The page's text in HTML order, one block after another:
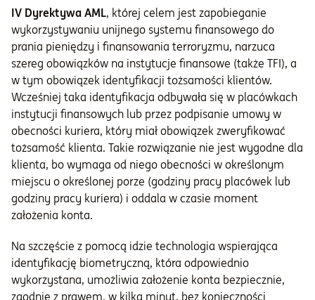
IV Dyrektywa AML, której celem jest zapobieganie
wykorzystywaniu unijnego systemu finansowego do
prania pieniędzy i finansowania terroryzmu, narzuca
szereg obowiązków na instytucje finansowe (także TFI), a
w tym obowiązek identyfikacji tożsamości klientów.
Wcześniej taka identyfikacja odbywała się w placówkach
instytucji finansowych lub przez podpisanie umowy w
obecności kuriera, który miał obowiązek zweryfikować
tożsamość klienta. Takie rozwiązanie nie jest wygodne dla
klienta, bo wymaga od niego obecności w określonym
miejscu o określonej porze (godziny pracy placówek lub
godziny pracy kuriera) i oddala w czasie moment
założenia konta.
Na szczęście z pomocą idzie technologia wspierająca
identyfikację biometryczną, która odpowiednio
wykorzystana, umożliwia założenie konta bezpiecznie,
zgodnie z prawem, w kilka minut, bez konieczności